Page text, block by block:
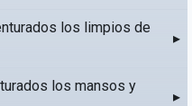
los limpios de
▸
los mansos y
▸